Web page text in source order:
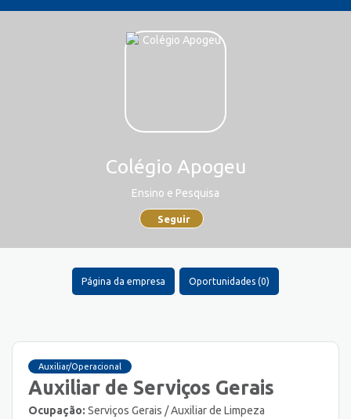
Colégio Apogeu
Ensino e Pesquisa
Seguir
Página da empresa Oportunidades (0)
Auxiliar/Operacional
Auxiliar de Serviços Gerais
Ocupação: Serviços Gerais / Auxiliar de Limpeza